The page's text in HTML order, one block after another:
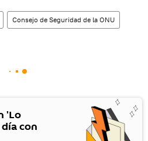
Consejo de Seguridad de la ONU
'Lo
con